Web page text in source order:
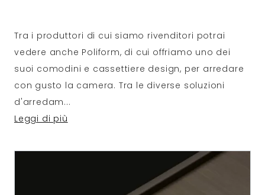
Tra i produttori di cui siamo rivenditori potrai
vedere anche Poliform, di cui offriamo uno dei
suoi comodini e cassettiere design, per arredare
con gusto la camera. Tra le diverse soluzioni
d'arredam...
Leggi di più